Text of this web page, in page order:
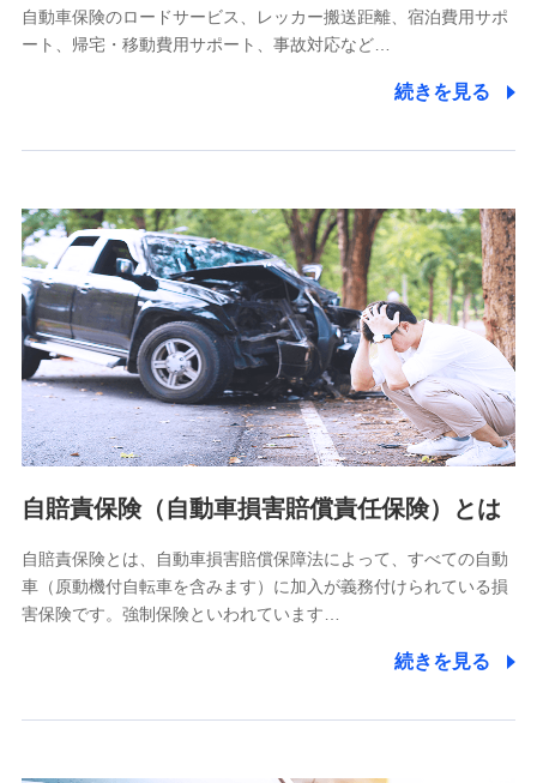
11.マイカー通勤管理クラウド並びに法人向けASPサー
をお送りするため
分析するため
当社の対応品質向上やお問い合わせ内容の正確な把握のため
個人情報保護管理者の職名、連絡先
株式会社ドコモ・インシュアランス 営業部長
〒103-0013 東京都中央区日本橋人形町2-14-10 アーバン
ネット日本橋ビル 3F
株式会社ドコモ・インシュアランス
個人情報の第三者提供について
除き、第三者に提供いたしません。
業務の委託
当社は利用目的の達成に必要な範囲内において個人情報の取
自動車保険のロードサービス、レッカー搬送距離、宿泊費用サポ
ート、帰宅・移動費用サポート、事故対応など…
続きを見る
自賠責保険（自動車損害賠償責任保険）とは
自賠責保険とは、自動車損害賠償保障法によって、すべての自動
車（原動機付自転車を含みます）に加入が義務付けられている損
害保険です。強制保険といわれています…
続きを見る